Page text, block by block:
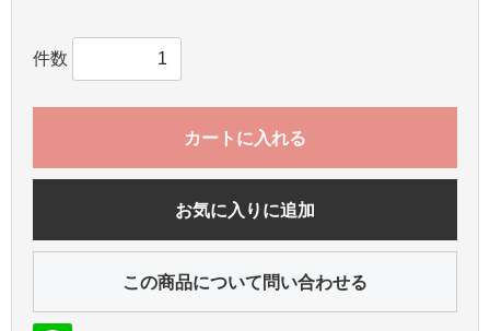
件数
カートに入れる
お気に入りに追加
この商品について問い合わせる